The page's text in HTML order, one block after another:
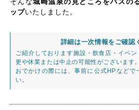
ップいたしました。
詳細は一次情報をご確認
ご紹介しております施設・飲食店・イベ
更や休業または中止の可能性がございます。
おでかけの際には、事前に公式HPなどで
い。